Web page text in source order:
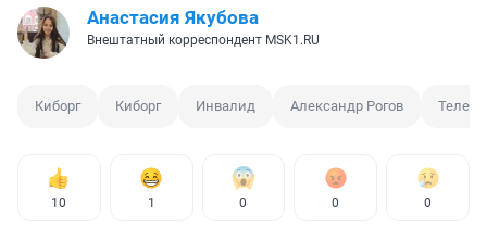
Анастасия Якубова
Внештатный корреспондент MSK1.RU
Киборг Киборг Инвалид Александр Рогов
10 1 0 0 0